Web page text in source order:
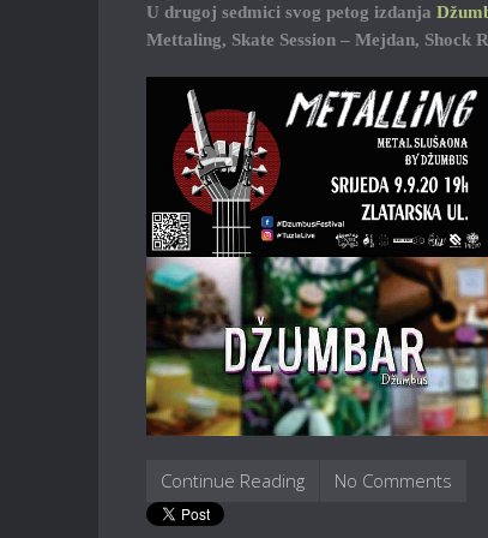
U drugoj sedmici svog petog izdanja
Mettaling, Skate Session – Mejdan,
Continue Reading No Comments